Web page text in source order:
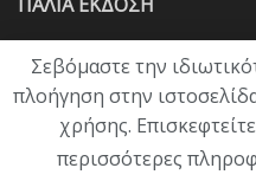
ΠΑΛΙΑ ΕΚΔΟΣΗ
Σεβόμαστε την
πλοήγηση στην
χρήσης.
περισσότερες